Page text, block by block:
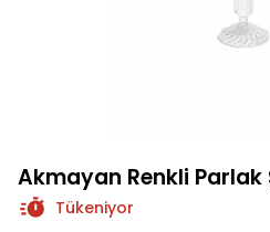
Akmayan Renkli
Tükeniyor